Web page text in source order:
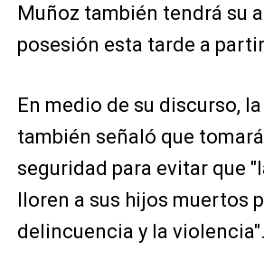
Muñoz también tendrá su
posesión esta tarde a
En medio de su discurso,
también señaló que
seguridad para evitar que
lloren a sus hijos muertos
delincuencia y la